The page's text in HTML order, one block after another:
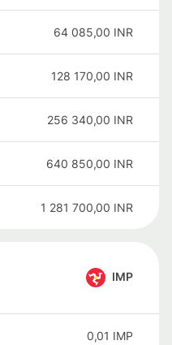
64 085,00 INR
128 170,00 INR
256 340,00 INR
640 850,00 INR
1 281 700,00 INR
IMP
0,01 IMP